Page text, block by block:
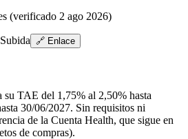
(verificado 2 ago 2026)
Subida 🔗 Enlace
su TAE del 1,75% al 2,50% hasta
30/06/2027. Sin requisitos ni
de la Cuenta Health, que sigue en
de compras).